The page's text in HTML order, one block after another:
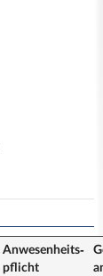
Anwesenheits­
pflicht